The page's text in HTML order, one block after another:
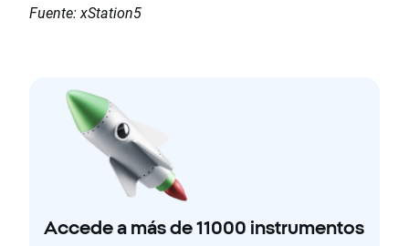
Fuente: xStation5
Accede a más de 11000 instrumentos